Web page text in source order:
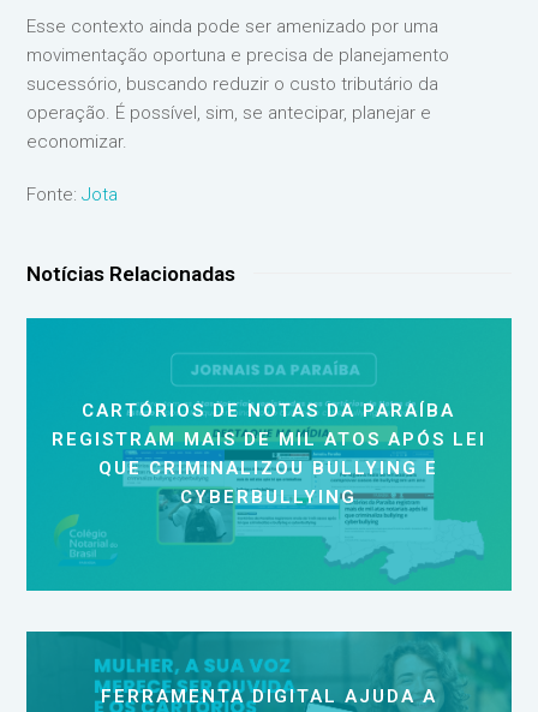
Esse contexto ainda pode ser amenizado por uma
movimentação oportuna e precisa de planejamento
sucessório, buscando reduzir o custo tributário da
operação. É possível, sim, se antecipar, planejar e
economizar.
Fonte:Jota
Notícias Relacionadas
CARTÓRIOS DE NOTAS DA PARAÍBA
REGISTRAM MAIS DE MIL ATOS APÓS LEI
QUE CRIMINALIZOU BULLYING E
CYBERBULLYING
FERRAMENTA DIGITAL AJUDA A